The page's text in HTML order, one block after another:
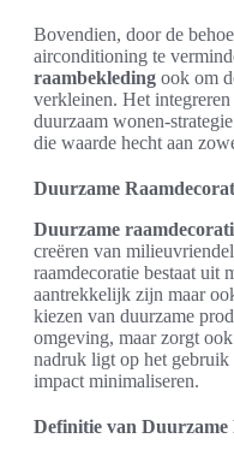
Bovendien, door de
airconditioning te
raambekleding ook om
verkleinen. Het
duurzaam wonen-
die waarde hecht aan
Duurzame
Duurzame
creëren van
raamdecoratie bestaat uit
aantrekkelijk zijn maar
kiezen van duurzame
omgeving, maar zorgt
nadruk ligt op het gebruik
impact minimaliseren.
Definitie van Duurzame